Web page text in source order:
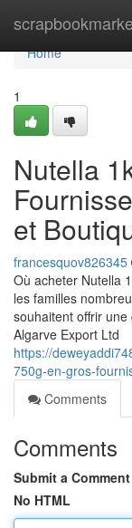
Home
Home
1
Nutella
et
francesquov826345
Où acheter Nutella
les familles
souhaitent offrir
Algarve Export Ltd
https://
750g-en-gros-
Comments
Comments
Submit a Comment
No HTML